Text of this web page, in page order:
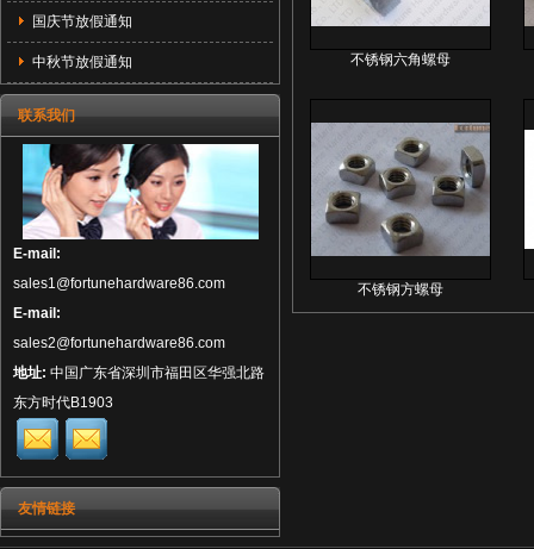
国庆节放假通知
中秋节放假通知
联系我们
E-mail:
sales1@fortunehardware86.com
E-mail:
sales2@fortunehardware86.com
地址: 中国广东省深圳市福田区华强北路
东方时代B1903
友情链接
不锈钢六角螺母
不锈钢方螺母